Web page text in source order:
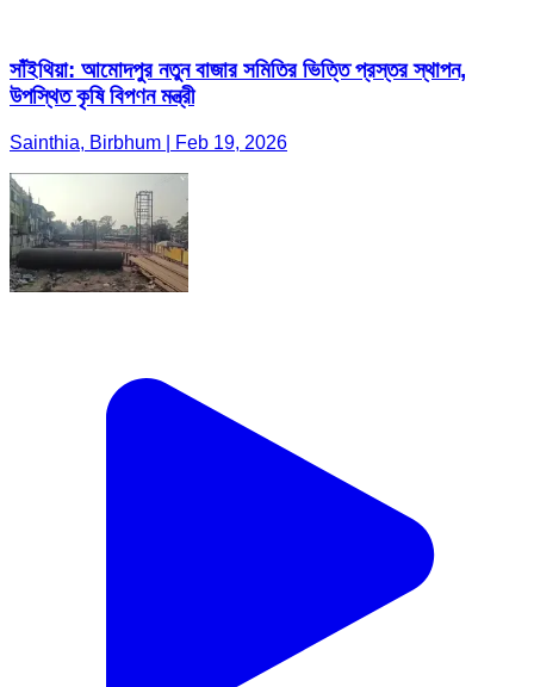
সাঁইথিয়া: আমোদপুর নতুন বাজার সমিতির ভিত্তি প্রস্তর স্থাপন,
উপস্থিত কৃষি বিপণন মন্ত্রী
Sainthia, Birbhum | Feb 19, 2026